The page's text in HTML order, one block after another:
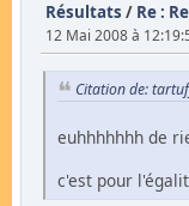
Résultats / Re :
12 Mai 2008 à
Citation de:
euhhhhhhh de
c'est pour